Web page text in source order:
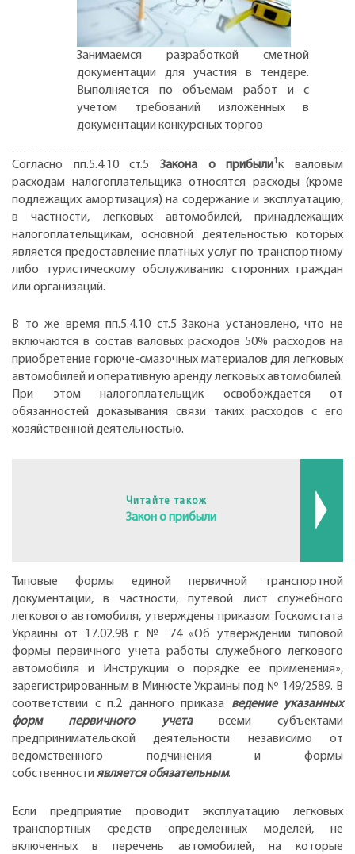
Занимаемся разработкой сметной
документации для участия в тендере.
Выполняется по объемам работ и с
учетом требований изложенных в
документации конкурсных торгов
Согласно пп.5.4.10 ст.5 Закона о прибыли1к валовым
расходам налогоплательщика относятся расходы (кроме
подлежащих амортизация) на содержание и эксплуатацию,
в частности, легковых автомобилей, принадлежащих
налогоплательщикам, основной деятельностью которых
является предоставление платных услуг по транспортному
либо туристическому обслуживанию сторонних граждан
или организаций.
В то же время пп.5.4.10 ст.5 Закона установлено, что не
включаются в состав валовых расходов 50% расходов на
приобретение горюче-смазочных материалов для легковых
автомобилей и оперативную аренду легковых автомобилей.
При этом налогоплательщик освобождается от
обязанностей доказывания связи таких расходов с его
хозяйственной деятельностью.
Читайте також
Закон о прибыли
Типовые формы единой первичной транспортной
документации, в частности, путевой лист служебного
легкового автомобиля, утверждены приказом Госкомстата
Украины от 17.02.98 г. № 74 «Об утверждении типовой
формы первичного учета работы служебного легкового
автомобиля и Инструкции о порядке ее применения»,
зарегистрированным в Минюсте Украины под № 149/2589. В
соответствии с п.2 данного приказа ведение указанных
форм первичного учета всеми субъектами
предпринимательской деятельности независимо от
ведомственного подчинения и формы
собственности является обязательным.
Если предприятие проводит эксплуатацию легковых
транспортных средств определенных моделей, не
включенных в перечень автомобилей, на которые